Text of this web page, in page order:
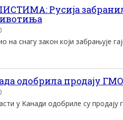
Русија
на снагу закон који забрањује
одобрила продаjу
у Kанади одобриле су продаjу